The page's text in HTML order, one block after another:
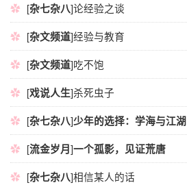
[杂七杂八]论经验之谈
[杂文频道]经验与教育
[杂文频道]吃不饱
[戏说人生]杀死虫子
[杂七杂八]少年的选择：学海与江湖
[流金岁月]一个孤影，见证荒唐
[杂七杂八]相信某人的话